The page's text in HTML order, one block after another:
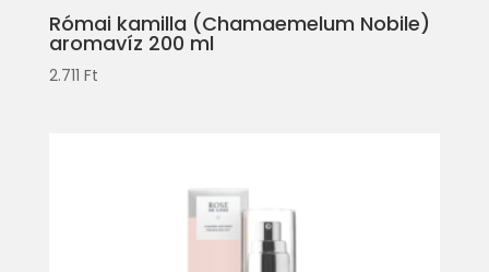
Római kamilla (Chamaemelum Nobile)
aromavíz 200 ml
2.711 Ft